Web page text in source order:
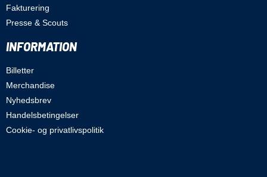
Fakturering
Presse & Scouts
INFORMATION
Billetter
Merchandise
Nyhedsbrev
Handelsbetingelser
Cookie- og privatlivspolitik